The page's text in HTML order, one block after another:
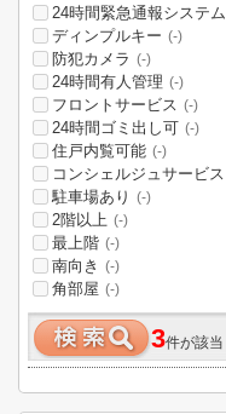
24時間緊急通報システム
ディンプルキー (-)
防犯カメラ (-)
24時間有人管理 (-)
フロントサービス (-)
24時間ゴミ出し可 (-)
住戸内覧可能 (-)
コンシェルジュサービス
駐車場あり (-)
2階以上 (-)
最上階 (-)
南向き (-)
角部屋 (-)
3件が該当